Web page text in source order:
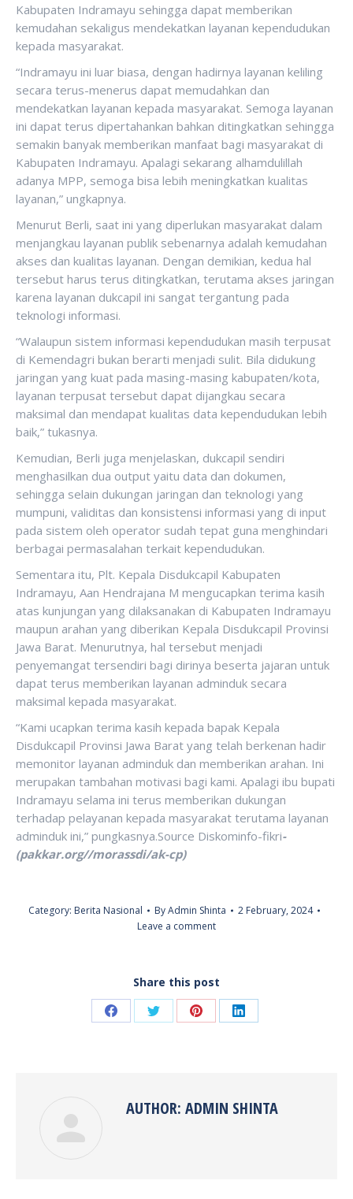
Kabupaten Indramayu sehingga dapat memberikan
kemudahan sekaligus mendekatkan layanan kependudukan
kepada masyarakat.
“Indramayu ini luar biasa, dengan hadirnya layanan keliling
secara terus-menerus dapat memudahkan dan
mendekatkan layanan kepada masyarakat. Semoga layanan
ini dapat terus dipertahankan bahkan ditingkatkan sehingga
semakin banyak memberikan manfaat bagi masyarakat di
Kabupaten Indramayu. Apalagi sekarang alhamdulillah
adanya MPP, semoga bisa lebih meningkatkan kualitas
layanan,” ungkapnya.
Menurut Berli, saat ini yang diperlukan masyarakat dalam
menjangkau layanan publik sebenarnya adalah kemudahan
akses dan kualitas layanan. Dengan demikian, kedua hal
tersebut harus terus ditingkatkan, terutama akses jaringan
karena layanan dukcapil ini sangat tergantung pada
teknologi informasi.
“Walaupun sistem informasi kependudukan masih terpusat
di Kemendagri bukan berarti menjadi sulit. Bila didukung
jaringan yang kuat pada masing-masing kabupaten/kota,
layanan terpusat tersebut dapat dijangkau secara
maksimal dan mendapat kualitas data kependudukan lebih
baik,” tukasnya.
Kemudian, Berli juga menjelaskan, dukcapil sendiri
menghasilkan dua output yaitu data dan dokumen,
sehingga selain dukungan jaringan dan teknologi yang
mumpuni, validitas dan konsistensi informasi yang di input
pada sistem oleh operator sudah tepat guna menghindari
berbagai permasalahan terkait kependudukan.
Sementara itu, Plt. Kepala Disdukcapil Kabupaten
Indramayu, Aan Hendrajana M mengucapkan terima kasih
atas kunjungan yang dilaksanakan di Kabupaten Indramayu
maupun arahan yang diberikan Kepala Disdukcapil Provinsi
Jawa Barat. Menurutnya, hal tersebut menjadi
penyemangat tersendiri bagi dirinya beserta jajaran untuk
dapat terus memberikan layanan adminduk secara
maksimal kepada masyarakat.
“Kami ucapkan terima kasih kepada bapak Kepala
Disdukcapil Provinsi Jawa Barat yang telah berkenan hadir
memonitor layanan adminduk dan memberikan arahan. Ini
merupakan tambahan motivasi bagi kami. Apalagi ibu bupati
Indramayu selama ini terus memberikan dukungan
terhadap pelayanan kepada masyarakat terutama layanan
adminduk ini,” pungkasnya.Source Diskominfo-fikri-
(pakkar.org//morassdi/ak-cp)
Category: Berita Nasional ByAdmin Shinta
2 February, 2024
Leave a comment
Share this post
Share Share Share Share
AUTHOR: ADMIN SHINTA